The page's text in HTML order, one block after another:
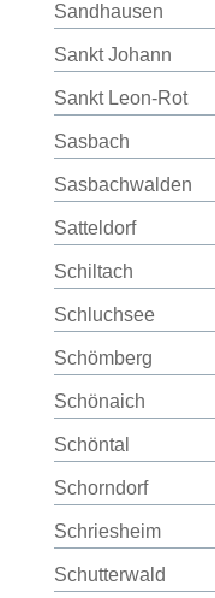
Sandhausen
Sankt Johann
Sankt Leon-Rot
Sasbach
Sasbachwalden
Satteldorf
Schiltach
Schluchsee
Schömberg
Schönaich
Schöntal
Schorndorf
Schriesheim
Schutterwald